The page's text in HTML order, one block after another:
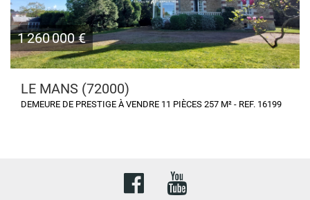
1 260 000 €
LE MANS (72000)
DEMEURE DE PRESTIGE À VENDRE 11 PIÈCES 257 M² - REF. 16199